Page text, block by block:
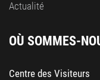
Actualité
OÙ SOMMES-
Centre des Visiteurs